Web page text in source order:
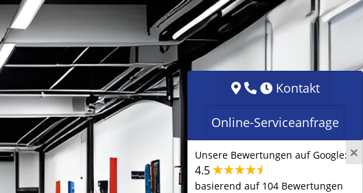
Kontakt
Online-Serviceanfrage
×
Unsere Bewertungen auf Google:
4.5
basierend auf 104 Bewertungen